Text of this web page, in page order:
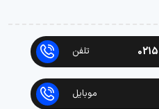
تلفن
موبایل